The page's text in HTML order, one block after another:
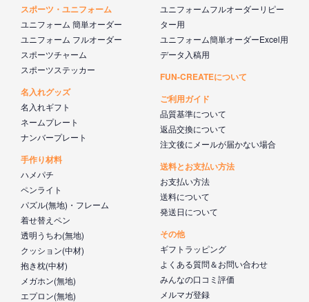
スポーツ・ユニフォーム
ユニフォーム 簡単オーダー
ユニフォーム フルオーダー
スポーツチャーム
スポーツステッカー
名入れグッズ
名入れギフト
ネームプレート
ナンバープレート
手作り材料
ハメパチ
ペンライト
パズル(無地)・フレーム
着せ替えペン
透明うちわ(無地)
クッション(中材)
抱き枕(中材)
メガホン(無地)
エプロン(無地)
ユニフォームフルオーダーリピー
ター用
ユニフォーム簡単オーダーExcel用
データ入稿用
FUN-CREATEについて
ご利用ガイド
品質基準について
返品交換について
注文後にメールが届かない場合
送料とお支払い方法
お支払い方法
送料について
発送日について
その他
ギフトラッピング
よくある質問＆お問い合わせ
みんなの口コミ評価
メルマガ登録